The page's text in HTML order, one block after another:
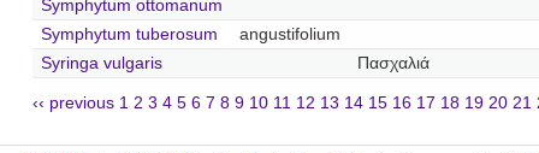
Symphytum ottomanum
Symphytum tuberosum
angustifolium
Syringa vulgaris
Πασχαλιά
‹‹ previous 1 2 3 4 5 6 7 8 9 10 11 12 13 14 15 16 17 18 19 20 21